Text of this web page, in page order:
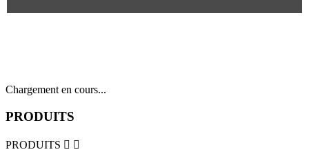
Chargement en cours...
PRODUITS
PRODUITS  